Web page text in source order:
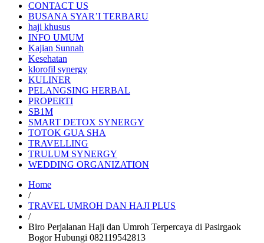
CONTACT US
BUSANA SYAR’I TERBARU
haji khusus
INFO UMUM
Kajian Sunnah
Kesehatan
klorofil synergy
KULINER
PELANGSING HERBAL
PROPERTI
SB1M
SMART DETOX SYNERGY
TOTOK GUA SHA
TRAVELLING
TRULUM SYNERGY
WEDDING ORGANIZATION
Home
/
TRAVEL UMROH DAN HAJI PLUS
/
Biro Perjalanan Haji dan Umroh Terpercaya di Pasirgaok
Bogor Hubungi 082119542813